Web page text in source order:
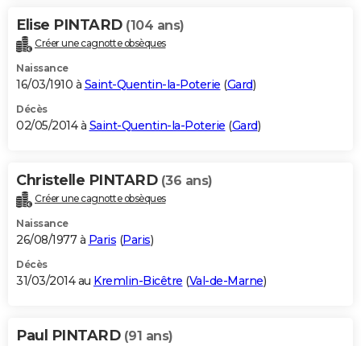
Elise PINTARD (104 ans)
Créer une cagnotte obsèques
Naissance
16/03/1910 à Saint-Quentin-la-Poterie (Gard)
Décès
02/05/2014 à Saint-Quentin-la-Poterie (Gard)
Christelle PINTARD (36 ans)
Créer une cagnotte obsèques
Naissance
26/08/1977 à Paris (Paris)
Décès
31/03/2014 au Kremlin-Bicêtre (Val-de-Marne)
Paul PINTARD (91 ans)